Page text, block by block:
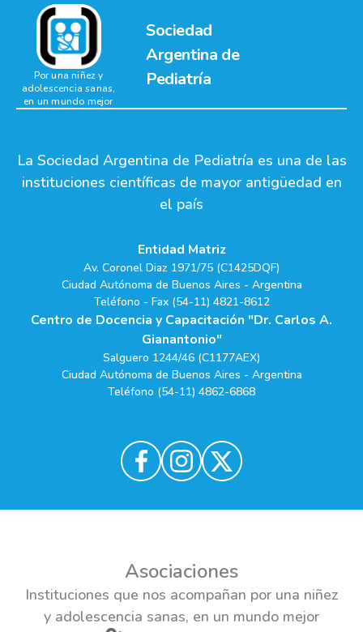
Sociedad
Argentina de
Pediatría
Por una niñez y
adolescencia sanas,
en un mundo mejor
La Sociedad Argentina de Pediatría es una de las
instituciones científicas de mayor antigüedad en
el país
Entidad Matriz
Av. Coronel Diaz 1971/75 (C1425DQF)
Ciudad Autónoma de Buenos Aires - Argentina
Teléfono - Fax (54-11) 4821-8612
Centro de Docencia y Capacitación "Dr. Carlos A.
Gianantonio"
Salguero 1244/46 (C1177AEX)
Ciudad Autónoma de Buenos Aires - Argentina
Teléfono (54-11) 4862-6868
Asociaciones
Instituciones que nos acompañan por una niñez
y adolescencia sanas, en un mundo mejor